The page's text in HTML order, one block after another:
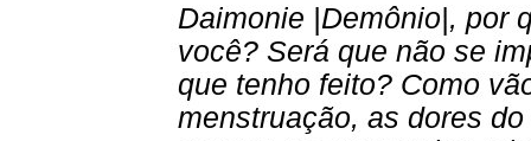
Daimonie |Demônio|, por
você? Será que não se
que tenho feito? Como
menstruação, as dores